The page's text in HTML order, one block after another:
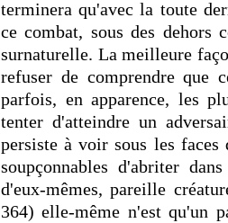
terminera qu'avec la toute
ce combat, sous des dehors
surnaturelle. La meilleure
refuser de comprendre que
parfois, en apparence, les
tenter d'atteindre un
persiste à voir sous les faces
soupçonnables d'abriter
d'eux-mêmes, pareille
364) elle-même n'est qu'un